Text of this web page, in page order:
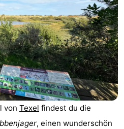
von Texel findest du die
, einen wunderschön